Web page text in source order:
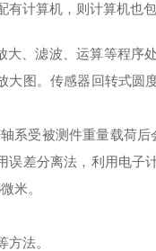
有计算机，则计算机也
、滤波、运算等程序
图。传感器回转式圆
系受被测件重量载荷
误差分离法，利用电子
米。
方法。